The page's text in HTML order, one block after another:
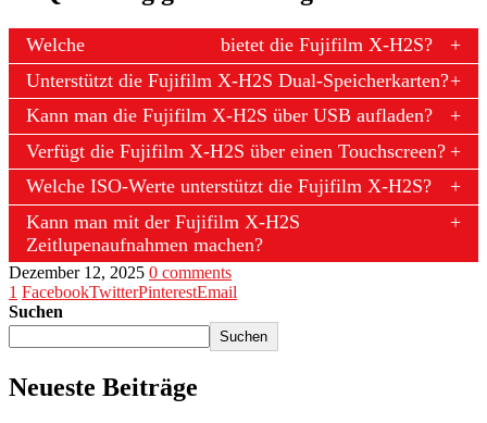
Welche
bietet die Fujifilm X-H2S?
Unterstützt die Fujifilm X-H2S Dual-Speicherkarten?
Kann man die Fujifilm X-H2S über USB aufladen?
Verfügt die Fujifilm X-H2S über einen Touchscreen?
Welche ISO-Werte unterstützt die Fujifilm X-H2S?
Kann man mit der Fujifilm X-H2S
Zeitlupenaufnahmen machen?
Dezember 12, 2025 0 comments
1 FacebookTwitterPinterestEmail
Suchen
Suchen
Neueste Beiträge